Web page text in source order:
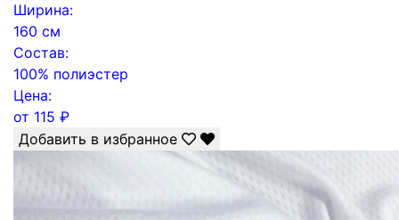
Ширина:
160 см
Состав:
100% полиэстер
Цена:
от 115 ₽
Добавить в избранное